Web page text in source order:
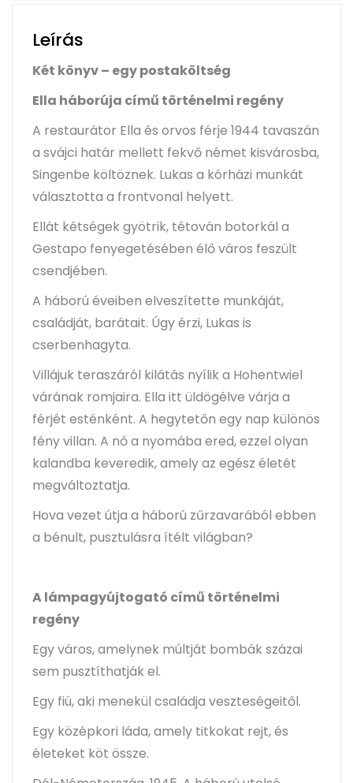
Leírás
Két könyv – egy postaköltség
Ella háborúja című történelmi regény
A restaurátor Ella és orvos férje 1944 tavaszán
a svájci határ mellett fekvő német kisvárosba,
Singenbe költöznek. Lukas a kórházi munkát
választotta a frontvonal helyett.
Ellát kétségek gyötrik, tétován botorkál a
Gestapo fenyegetésében élő város feszült
csendjében.
A háború éveiben elveszítette munkáját,
családját, barátait. Úgy érzi, Lukas is
cserbenhagyta.
Villájuk teraszáról kilátás nyílik a Hohentwiel
várának romjaira. Ella itt üldögélve várja a
férjét esténként. A hegytetőn egy nap különös
fény villan. A nő a nyomába ered, ezzel olyan
kalandba keveredik, amely az egész életét
megváltoztatja.
Hova vezet útja a háború zűrzavarából ebben
a bénult, pusztulásra ítélt világban?
A lámpagyújtogató című történelmi
regény
Egy város, amelynek múltját bombák százai
sem pusztíthatják el.
Egy fiú, aki menekül családja veszteségeitől.
Egy középkori láda, amely titkokat rejt, és
életeket köt össze.